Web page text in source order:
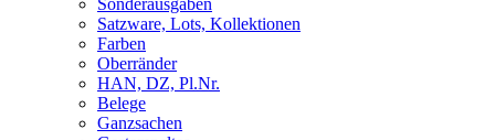
Sonderausgaben
Satzware, Lots, Kollektionen
Farben
Oberränder
HAN, DZ, Pl.Nr.
Belege
Ganzsachen